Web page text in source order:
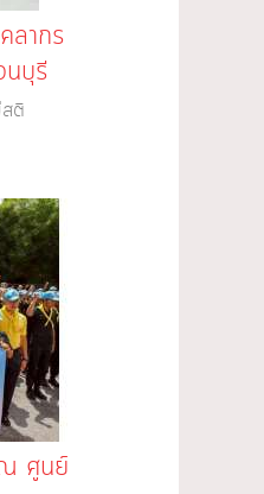
ลากร
นบุรี
ติ
ศูนย์